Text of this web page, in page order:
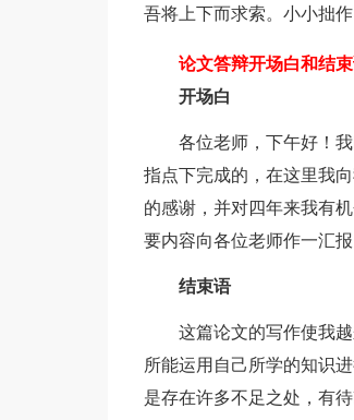
吾将上下而求索。小小拙
论文答辩开场白和结束
开场白
各位老师，下午好！我
指点下完成的，在这里我
的感谢，并对四年来我有
要内容向各位老师作一汇
结束语
这篇论文的写作使我越
所能运用自己所学的知识
是存在许多不足之处，有